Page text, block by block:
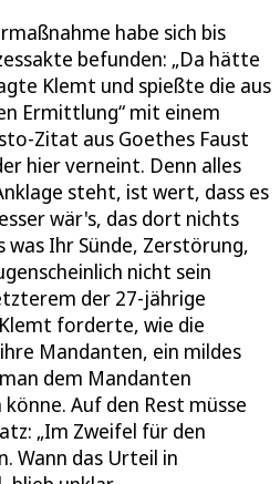
habe sich bis
befunden: „Da hätte
Klemt und spießte die aus
Ermittlung“ mit einem
Zitat aus Goethes Faust
hier verneint. Denn alles
steht, ist wert, dass es
wär's, das dort nichts
was Ihr Sünde, Zerstörung,
nicht sein
der 27-jährige
forderte, wie die
Mandanten, ein mildes
dem Mandanten
Auf den Rest müsse
„Im Zweifel für den
Wann das Urteil in